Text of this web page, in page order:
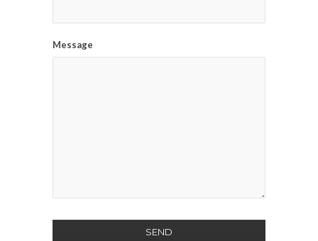
Message
SEND